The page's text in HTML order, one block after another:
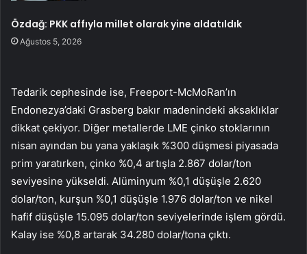
Özdağ: PKK affıyla millet olarak yine aldatıldık
Ağustos 5, 2026
Tedarik cephesinde ise, Freeport-McMoRan’ın
Endonezya’daki Grasberg bakır madenindeki aksaklıklar
dikkat çekiyor. Diğer metallerde LME çinko stoklarının
nisan ayından bu yana yaklaşık %300 düşmesi piyasada
prim yaratırken, çinko %0,4 artışla 2.867 dolar/ton
seviyesine yükseldi. Alüminyum %0,1 düşüşle 2.620
dolar/ton, kurşun %0,1 düşüşle 1.976 dolar/ton ve nikel
hafif düşüşle 15.095 dolar/ton seviyelerinde işlem gördü.
Kalay ise %0,8 artarak 34.280 dolar/tona çıktı.